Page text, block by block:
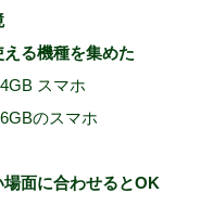
る機種を集めた
スマホ
のスマホ
場面に合わせるとOK